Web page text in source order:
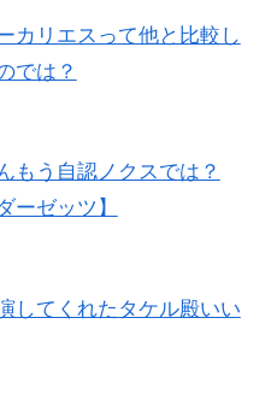
カリエスって他と比較し
では？
もう自認ノクスでは？
ーゼッツ】
してくれたタケル殿いい